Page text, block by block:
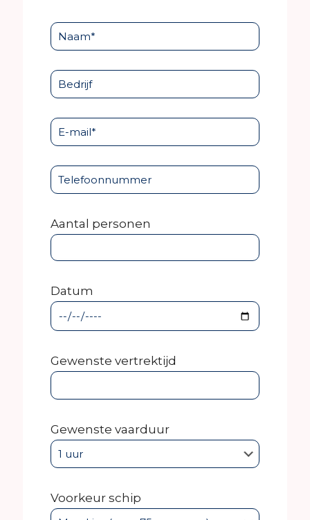
Aantal personen
Datum
Gewenste vertrektijd
Gewenste vaarduur
Voorkeur schip